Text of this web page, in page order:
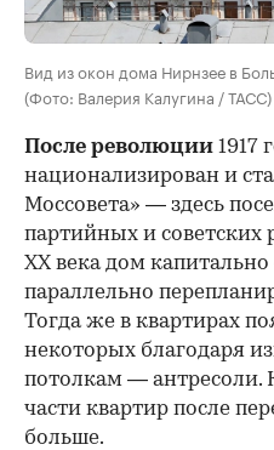
Вид из окон дома Нирнзее в
(Фото: Валерия Калугина / ТАСС)
После революции 1917
национализирован и
Моссовета» — здесь
партийных и советских
ХХ века дом
параллельно
Тогда же в квартирах
некоторых благодаря
потолкам — антресоли.
части квартир после
больше.